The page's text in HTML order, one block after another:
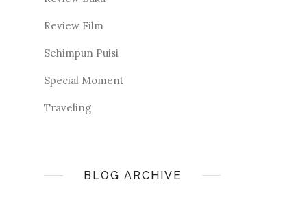
Review Film
Sehimpun Puisi
Special Moment
Traveling
BLOG ARCHIVE